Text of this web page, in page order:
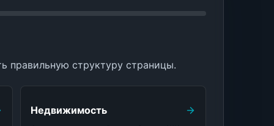
правильную структуру страницы.
Недвижимость